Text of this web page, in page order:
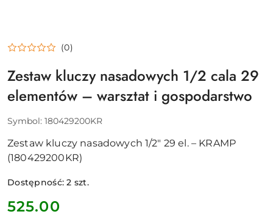
(0)
Zestaw kluczy nasadowych 1/2 cala 29
elementów – warsztat i gospodarstwo
Symbol: 180429200KR
Zestaw kluczy nasadowych 1/2" 29 el. – KRAMP
(180429200KR)
Dostępność:2 szt.
cena:
525.00